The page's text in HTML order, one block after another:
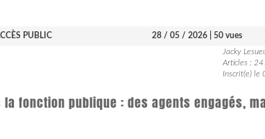
PUBLIC 28 / 05 / 2026 | 50 vues
Jacky
Articles :
Inscrit(e)
fonction publique : des agents engagés,